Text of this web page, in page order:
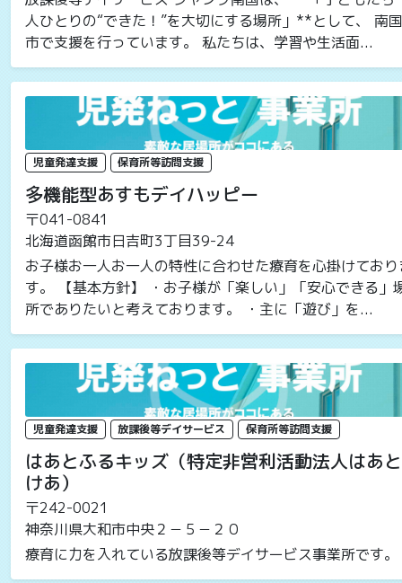
人ひとりの“できた！”を大切にする場所」**として、 南国
市で支援を行っています。 私たちは、学習や生活面...
児童発達支援 保育所等訪問支援
多機能型あすもデイハッピー
〒041-0841
北海道函館市日吉町3丁目39-24
お子様お一人お一人の特性に合わせた療育を心掛けており
す。 【基本方針】 ・お子様が「楽しい」「安心できる」
所でありたいと考えております。 ・主に「遊び」を...
児童発達支援 放課後等デイサービス 保育所等訪問支援
はあとふるキッズ（特定非営利活動法人はあと
けあ）
〒242-0021
神奈川県大和市中央２－５－２０
療育に力を入れている放課後等デイサービス事業所です。